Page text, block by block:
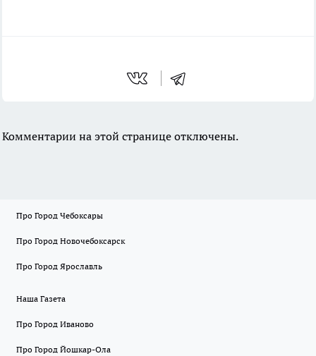
Комментарии на этой странице отключены.
Про Город Чебоксары
Про Город Новочебоксарск
Про Город Ярославль
Наша Газета
Про Город Иваново
Про Город Йошкар-Ола